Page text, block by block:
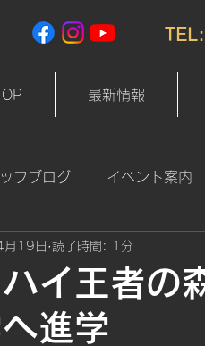
TEL:
TOP 最新情報
フブログ イベント案内
イ王者の
進学
19日 読了時間: 1分